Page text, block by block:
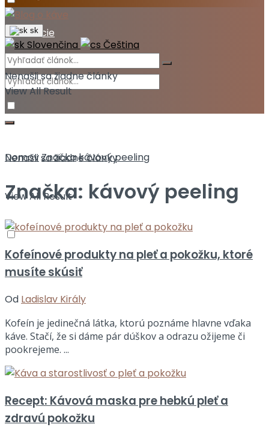
Akcie
Nenašli sa žiadne články
View All Result
sk
Slovenčina Čeština
Nenašli sa žiadne články
View All Result
DomovZnačkakávový peeling
Značka: kávový peeling
Kofeínové produkty na pleť a pokožku, ktoré
musíte skúsiť
Od Ladislav Király
Kofeín je jedinečná látka, ktorú poznáme hlavne vďaka
káve. Stačí, že si dáme pár dúškov a odrazu ožijeme či
pookrejeme. ...
Recept: Kávová maska pre hebkú pleť a
zdravú pokožku